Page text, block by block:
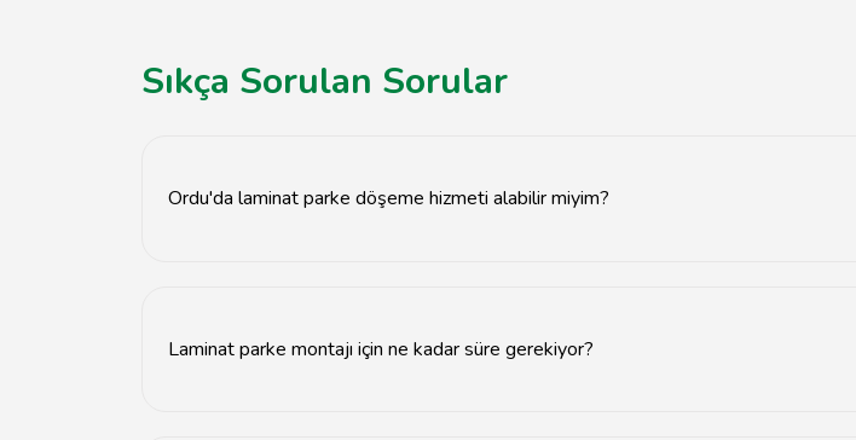
Sıkça Sorulan Sorular
Ordu'da laminat parke döşeme hizmeti alabilir miyim?
Laminat parke montajı için ne kadar süre gerekiyor?